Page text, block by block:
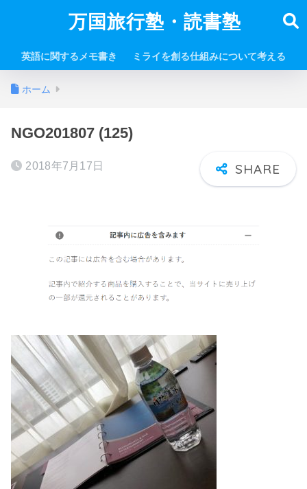
万国旅行塾・読書塾
英語に関するメモ書き ミライを創る仕組みについて考える
ホーム
NGO201807 (125)
2018年7月17日